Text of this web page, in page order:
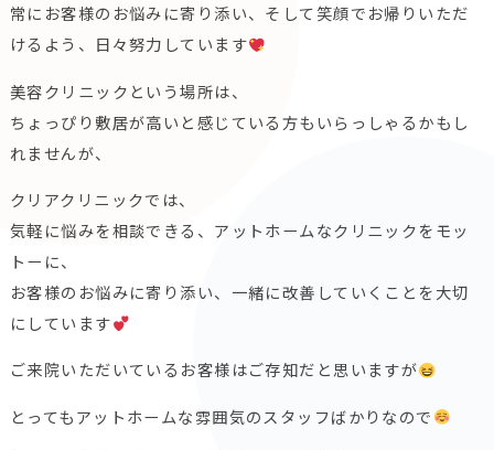
常にお客様のお悩みに寄り添い、そして笑顔でお帰りいただ
けるよう、日々努力しています
美容クリニックという場所は、
ちょっぴり敷居が高いと感じている方もいらっしゃるかもし
れませんが、
クリアクリニックでは、
気軽に悩みを相談できる、アットホームなクリニックをモッ
トーに、
お客様のお悩みに寄り添い、一緒に改善していくことを大切
にしています
ご来院いただいているお客様はご存知だと思いますが
とってもアットホームな雰囲気のスタッフばかりなので